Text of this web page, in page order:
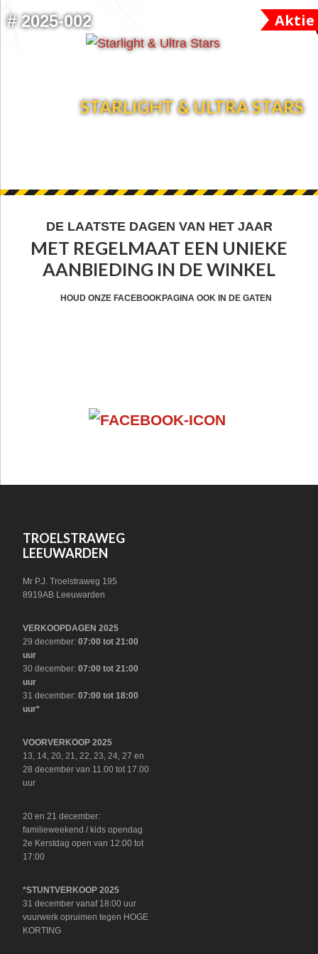
#2025-002 Aktie
STARLIGHT & ULTRA STARS
FOOTER
WIDGET
HEADER
DE LAATSTE DAGEN VAN HET JAAR
MET REGELMAAT EEN UNIEKE
AANBIEDING IN DE WINKEL
HOUD ONZE FACEBOOKPAGINA OOK IN DE GATEN
WIDGET
HEADER
TROELSTRAWEG
LEEUWARDEN
Mr P.J. Troelstraweg 195
8919AB Leeuwarden
VERKOOPDAGEN 2025
29 december:07:00 tot 21:00
uur
30 december:07:00 tot 21:00
uur
31 december:07:00 tot 18:00
uur*
VOORVERKOOP 2025
13, 14, 20, 21, 22, 23, 24, 27 en
28 december van 11.00 tot 17.00
uur
20 en 21 december:
familieweekend / kids opendag
2e Kerstdag open van 12:00 tot
17:00
*STUNTVERKOOP 2025
31 december vanaf 18:00 uur
vuurwerk opruimen tegen HOGE
KORTING